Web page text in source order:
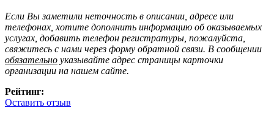
Если Вы заметили неточность в описании, адресе или
телефонах, хотите дополнить информацию об оказываемых
услугах, добавить телефон регистратуры, пожалуйста,
свяжитесь с нами через форму обратной связи. В сообщении
обязательно указывайте адрес страницы карточки
организации на нашем сайте.
Рейтинг:
Оставить отзыв